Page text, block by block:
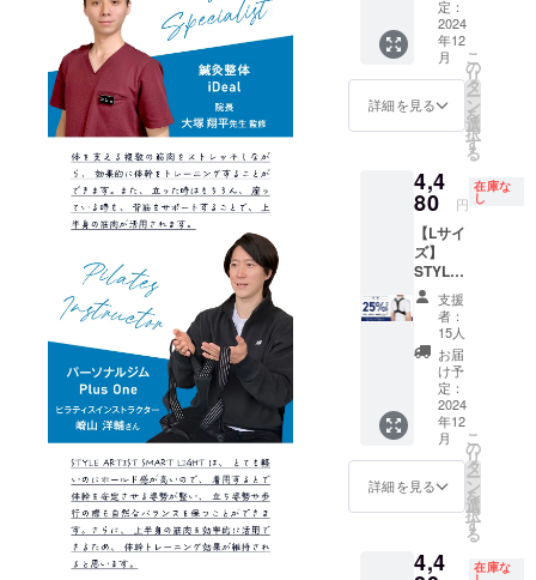
～67cm
25％OF
F】 一
般販売
予定価
格
5,980円
（税
込）
80円】
（税
込・送
料込）
[サ
イズ]
XLサイ
ズ ア
ンダー
バス
ト：84
～93cm
定：
2024
年12
月
詳細を見る
こ
の
リ
タ
ー
ン
を
選
択
す
る
4,4
80 円
在庫な
し
【Lサイ
ズ】
STYLE
ARTIST
SMART
LIGHT×
1個【早
25％OF
F】 一
般販売
予定価
格
5,980円
（税
込）
80円】
支援
者：
15人
お届
け予
定：
2024
年12
月
詳細を見る
こ
の
リ
タ
ー
ン
を
選
択
す
る
4,4 在庫な